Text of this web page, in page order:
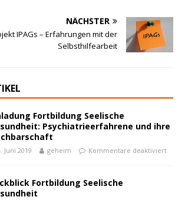
NÄCHSTER
IPAGs – Erfahrungen mit der
Selbsthilfearbeit
Fortbildung Seelische
Psychiatrieerfahrene und ihre
Juni 2019 geheim Kommentare deaktiviert
Fortbildung Seelische